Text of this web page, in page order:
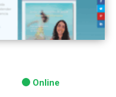
Online